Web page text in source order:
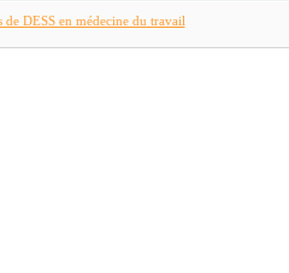
de DESS en médecine du travail